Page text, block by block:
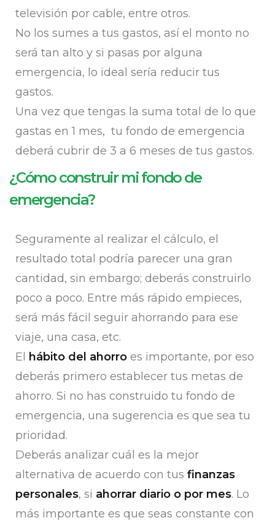
televisión por cable, entre otros.
No los sumes a tus gastos, así el monto no
será tan alto y si pasas por alguna
emergencia, lo ideal sería reducir tus
gastos.
Una vez que tengas la suma total de lo que
gastas en 1 mes, tu fondo de emergencia
deberá cubrir de 3 a 6 meses de tus gastos.
¿Cómo construir mi fondo de
emergencia?
Seguramente al realizar el cálculo, el
resultado total podría parecer una gran
cantidad, sin embargo; deberás construirlo
poco a poco. Entre más rápido empieces,
será más fácil seguir ahorrando para ese
viaje, una casa, etc.
El
hábito del ahorro es importante, por eso
deberás primero establecer tus metas de
ahorro. Si no has construido tu fondo de
emergencia, una sugerencia es que sea tu
prioridad.
Deberás analizar cuál es la mejor
alternativa de acuerdo con tus finanzas
personales, si ahorrar diario o por mes. Lo
más importante es que seas constante con